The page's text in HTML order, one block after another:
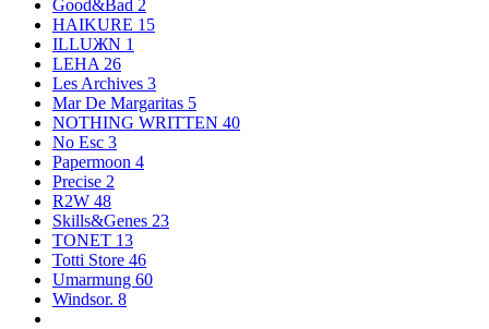
Good&Bad 2
HAIKURE 15
ILLUЖN 1
LEHA 26
Les Archives 3
Mar De Margaritas 5
NOTHING WRITTEN 40
No Esc 3
Papermoon 4
Precise 2
R2W 48
Skills&Genes 23
TONET 13
Totti Store 46
Umarmung 60
Windsor. 8